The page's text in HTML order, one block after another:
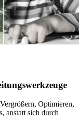
Optimieren,
anstatt sich durch